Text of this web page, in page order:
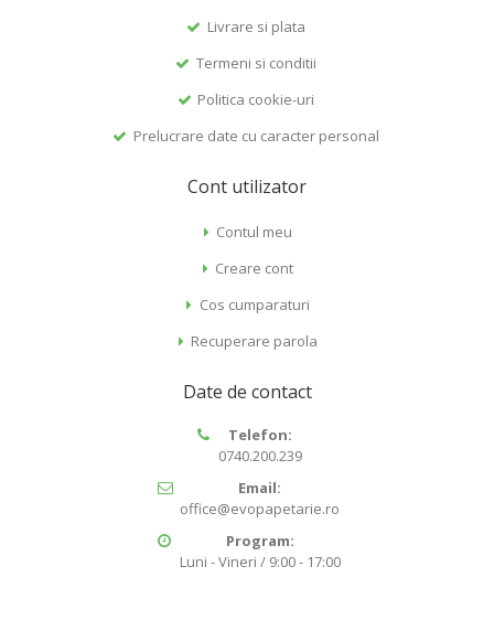
Livrare si plata
Termeni si conditii
Politica cookie-uri
Prelucrare date cu caracter personal
Cont utilizator
Contul meu
Creare cont
Cos cumparaturi
Recuperare parola
Date de contact
Telefon:
0740.200.239
Email:
office@evopapetarie.ro
Program:
Luni - Vineri / 9:00 - 17:00